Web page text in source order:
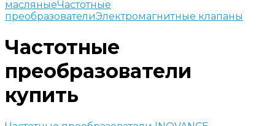
масляныеЧастотные
преобразователиЭлектромагнитные клапаны
Частотные
преобразователи
купить